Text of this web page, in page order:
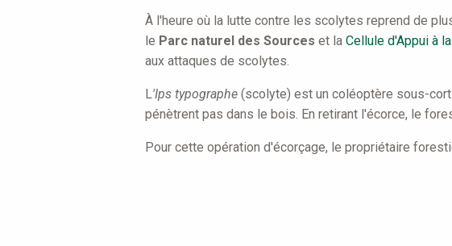
here
À l'heure où la lutte contre les scolytes reprend de
le Parc naturel des Sources et la Cellule d'Appui à
aux attaques de scolytes.
L'Ips typographe (scolyte) est un coléoptère sous-
pénètrent pas dans le bois. En retirant l'écorce, le
Pour cette opération d'écorçage, le propriétaire